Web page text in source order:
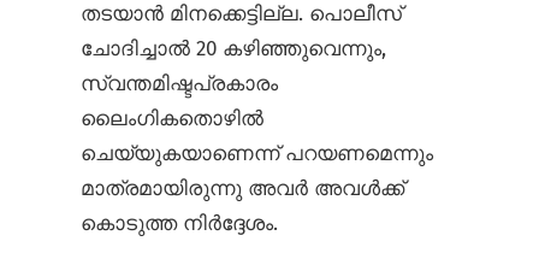
തടയാൻ മിനക്കെട്ടില്ല. പൊലീസ്
ചോദിച്ചാൽ 20 കഴിഞ്ഞുവെന്നും,
സ്വന്തമിഷ്ടപ്രകാരം
ലൈംഗികതൊഴിൽ
ചെയ്യുകയാണെന്ന് പറയണമെന്നും
മാത്രമായിരുന്നു അവർ അവൾക്ക്
കൊടുത്ത നിർദ്ദേശം.